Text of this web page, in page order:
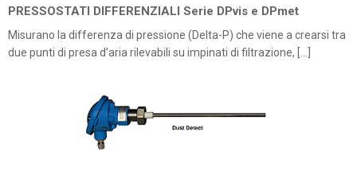
PRESSOSTATI DIFFERENZIALI Serie DPvis e DPmet
Misurano la differenza di pressione (Delta-P) che viene a crearsi tra
due punti di presa d’aria rilevabili su impinati di filtrazione, […]